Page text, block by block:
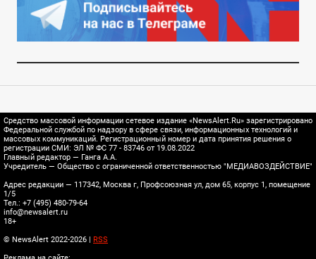
Средство массовой информации сетевое издание «NewsAlert.Ru» зарегистрировано
Федеральной службой по надзору в сфере связи, информационных технологий и
массовых коммуникаций. Регистрационный номер и дата принятия решения о
регистрации СМИ: ЭЛ № ФС 77 - 83746 от 19.08.2022
Главный редактор — Ганга А.А.
Учредитель — Общество с ограниченной ответственностью "МЕДИАВОЗДЕЙСТВИЕ"
Адрес редакции — 117342, Москва г, Профсоюзная ул, дом 65, корпус 1, помещение
1/5
Тел.: +7 (495) 480-79-64
info@newsalert.ru
18+
© NewsAlert 2022-2026 | RSS